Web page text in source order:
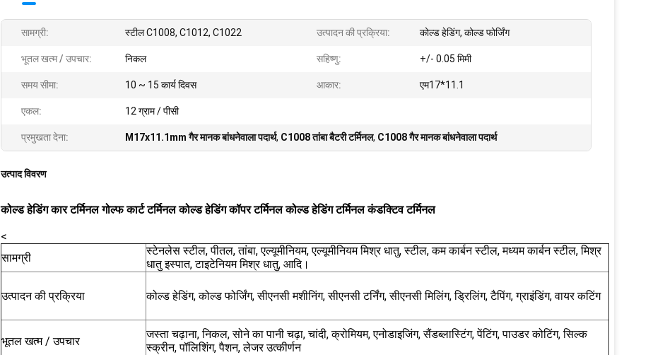
सामग्री: स्टील C1008, C1012, C1022 उत्पादन की प्रक्रिया: कोल्ड हेडिंग, कोल्ड फोर्जिंग
भूतल खत्म / उपचार: निकल सहिष्णु: +/- 0.05 मिमी
समय सीमा: 10 ~ 15 कार्य दिवस आकार: एम17*11.1
एकल: 12 ग्राम / पीसी
प्रमुखता देना: M17x11.1mm गैर मानक बांधनेवाला पदार्थ, C1008 तांबा बैटरी टर्मिनल, C1008 गैर मानक बांधनेवाला पदार्थ
उत्पाद विवरण
कोल्ड हेडिंग कार टर्मिनल गोल्फ कार्ट टर्मिनल कोल्ड हेडिंग कॉपर टर्मिनल कोल्ड हेडिंग टर्मिनल कंडक्टिव टर्मिनल
<
सामग्री
स्टेनलेस स्टील, पीतल, तांबा, एल्यूमीनियम, एल्यूमीनियम मिश्र धातु, स्टील, कम कार्बन स्टील, मध्यम कार्बन स्टील, मिश्र
धातु इस्पात, टाइटेनियम मिश्र धातु, आदि।
उत्पादन की प्रक्रिया कोल्ड हेडिंग, कोल्ड फोर्जिंग, सीएनसी मशीनिंग, सीएनसी टर्निंग, सीएनसी मिलिंग, ड्रिलिंग, टैपिंग, ग्राइंडिंग, वायर कटिंग
भूतल खत्म / उपचार
जस्ता चढ़ाना, निकल, सोने का पानी चढ़ा, चांदी, क्रोमियम, एनोडाइजिंग, सैंडब्लास्टिंग, पेंटिंग, पाउडर कोटिंग, सिल्क
स्क्रीन, पॉलिशिंग, पैशन, लेजर उत्कीर्णन